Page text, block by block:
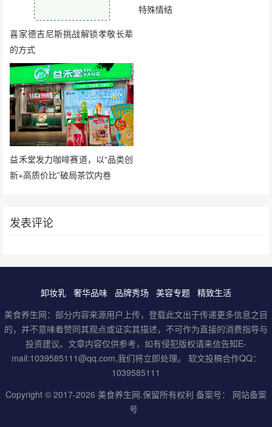
喜家德吉尼斯挑战解锁孝敬长辈
的方式
特殊情结
益禾堂发力咖啡赛道，以“品类创
新+高质价比”破局茶饮内卷
发表评论
卸妆乳 奢华品味 品牌秀场 美容专题 精致生活
美食养生网：部分内容来源用户上传，登载此文出于传递更多信息之目
的，并不意味着赞同其观点或证实其描述，不可作为直接的消费指导与
投资建议。文章内容仅供参考，如有侵犯版权请来信告知E-
mail:1039585111@qq.com,我们将立即处理。 软文投稿合作QQ：
1039585111
Copyright © 2017-2026 美食养生网.保留所有权利 备案号： 网站备案
号